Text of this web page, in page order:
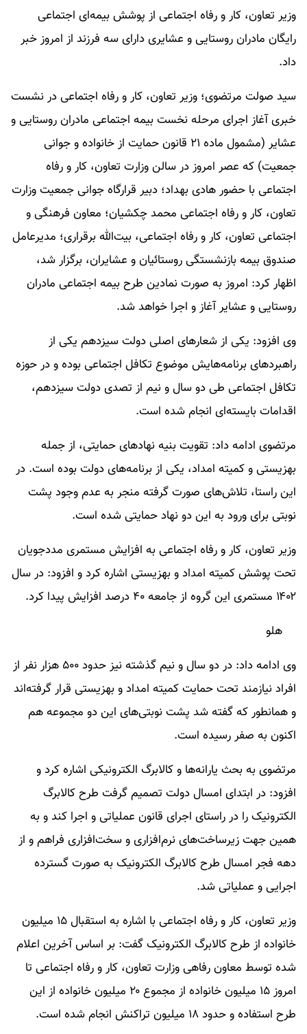
وزیر تعاون، کار و رفاه اجتماعی از پوشش بیمه‌ای اجتماعی
رایگان مادران روستایی و عشایری دارای سه فرزند از امروز خبر
داد.
سید صولت مرتضوی؛ وزیر تعاون، کار و رفاه اجتماعی در نشست
خبری آغاز اجرای مرحله نخست بیمه اجتماعی مادران روستایی و
عشایر (مشمول ماده ۲۱ قانون حمایت از خانواده و جوانی
جمعیت) که عصر امروز در سالن وزارت تعاون، کار و رفاه
اجتماعی با حضور هادی بهداد؛ دبیر قرارگاه جوانی جمعیت وزارت
تعاون، کار و رفاه اجتماعی محمد چکشیان؛ معاون فرهنگی و
اجتماعی تعاون، کار و رفاه اجتماعی، بیت‌الله برقراری؛ مدیرعامل
صندوق بیمه بازنشستگی روستائیان و عشایران، برگزار شد،
اظهار کرد: امروز به صورت نمادین طرح بیمه اجتماعی مادران
روستایی و عشایر آغاز و اجرا خواهد شد.
وی افزود: یکی از شعارهای اصلی دولت سیزدهم یکی از
راهبردهای برنامه‌هایش موضوع تکافل اجتماعی بوده و در حوزه
تکافل اجتماعی طی دو سال و نیم از تصدی دولت سیزدهم،
اقدامات بایسته‌ای انجام شده است.
مرتضوی ادامه داد: تقویت بنیه نهادهای حمایتی، از جمله
بهزیستی و کمیته امداد، یکی از برنامه‌های دولت بوده است. در
این راستا، تلاش‌های صورت گرفته منجر به عدم وجود پشت
نوبتی برای ورود به این دو نهاد حمایتی شده است.
وزیر تعاون، کار و رفاه اجتماعی به افزایش مستمری مددجویان
تحت پوشش کمیته امداد و بهزیستی اشاره کرد و افزود: در سال
۱۴۰۲ مستمری این گروه از جامعه ۴۰ درصد افزایش پیدا کرد.
هلو
وی ادامه داد: در دو سال و نیم گذشته نیز حدود ۵۰۰ هزار نفر از
افراد نیازمند تحت حمایت کمیته امداد و بهزیستی قرار گرفته‌اند
و همانطور که گفته شد پشت نوبتی‌های این دو مجموعه هم
اکنون به صفر رسیده است.
مرتضوی به بحث یارانه‌ها و کالابرگ الکترونیکی اشاره کرد و
افزود: در ابتدای امسال دولت تصمیم گرفت طرح کالابرگ
الکترونیک را در راستای اجرای قانون عملیاتی و اجرا کند و به
همین جهت زیرساخت‌های نرم‌افزاری و سخت‌افزاری فراهم و از
دهه فجر امسال طرح کالابرگ الکترونیک به صورت گسترده
اجرایی و عملیاتی شد.
وزیر تعاون، کار و رفاه اجتماعی با اشاره به استقبال ۱۵ میلیون
خانواده از طرح کالابرگ الکترونیک گفت: بر اساس آخرین اعلام
شده توسط معاون رفاهی وزارت تعاون، کار و رفاه اجتماعی تا
امروز ۱۵ میلیون خانواده از مجموع ۲۰ میلیون خانواده از این
طرح استفاده و حدود ۱۸ میلیون تراکنش انجام شده است.